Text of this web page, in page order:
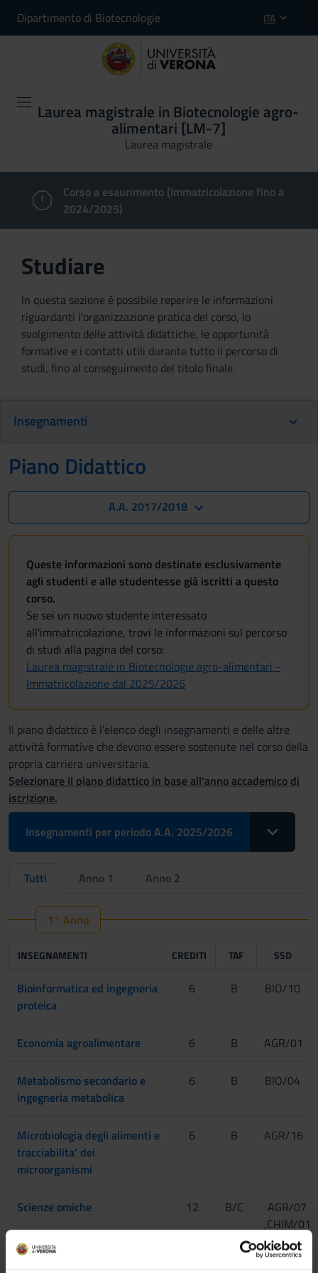
Dipartimento di Biotecnologie ITA
Laurea magistrale in Biotecnologie agro-
alimentari [LM-7]
Laurea magistrale
Corso a esaurimento (Immatricolazione fino a
2024/2025)
Studiare
In questa sezione è possibile reperire le informazioni
riguardanti l'organizzazione pratica del corso, lo
svolgimento delle attività didattiche, le opportunità
formative e i contatti utili durante tutto il percorso di
studi, fino al conseguimento del titolo finale.
Insegnamenti
Piano Didattico
A.A. 2017/2018
Queste informazioni sono destinate esclusivamente
agli studenti e alle studentesse già iscritti a questo
corso.
Se sei un nuovo studente interessato
all'immatricolazione, trovi le informazioni sul percorso
di studi alla pagina del corso:
Laurea magistrale in Biotecnologie agro-alimentari -
Immatricolazione dal 2025/2026
Il piano didattico è l'elenco degli insegnamenti e delle altre
attività formative che devono essere sostenute nel corso della
propria carriera universitaria.
Selezionare il piano didattico in base all'anno accademico di
iscrizione.
Insegnamenti per periodo A.A. 2025/2026
Toggle
Tutti Anno 1 Anno 2
1° Anno
INSEGNAMENTI CREDITI TAF SSD
Bioinformatica ed ingegneria
proteica
6 B BIO/10
Economia agroalimentare 6 B AGR/01
Metabolismo secondario e
ingegneria metabolica
6 B BIO/04
Microbiologia degli alimenti e
tracciabilita' dei
microorganismi
6 B AGR/16
Scienze omiche 12 B/C
AGR/07
,CHIM/01
Struttura e funzione dei
BIO/18